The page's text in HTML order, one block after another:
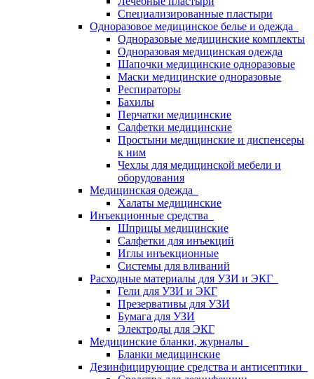
Специализированные пластыри
Одноразовое медицинское белье и одежда
Одноразовые медицинские комплекты
Одноразовая медицинская одежда
Шапочки медицинские одноразовые
Маски медицинские одноразовые
Респираторы
Бахилы
Перчатки медицинские
Салфетки медицинские
Простыни медицинские и диспенсеры
к ним
Чехлы для медицинской мебели и
оборудования
Медицинская одежда
Халаты медицинские
Инъекционные средства
Шприцы медицинские
Салфетки для инъекций
Иглы инъекционные
Системы для вливаний
Расходные материалы для УЗИ и ЭКГ
Гели для УЗИ и ЭКГ
Презервативы для УЗИ
Бумага для УЗИ
Электроды для ЭКГ
Медицинские бланки, журналы
Бланки медицинские
Дезинфицирующие средства и антисептики